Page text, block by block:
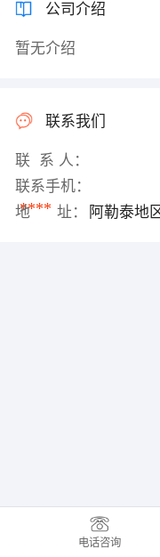
公司介绍
暂无介绍
联系我们
联 系 人：
联系手机：
****
地 址： 阿勒泰地
电话咨询